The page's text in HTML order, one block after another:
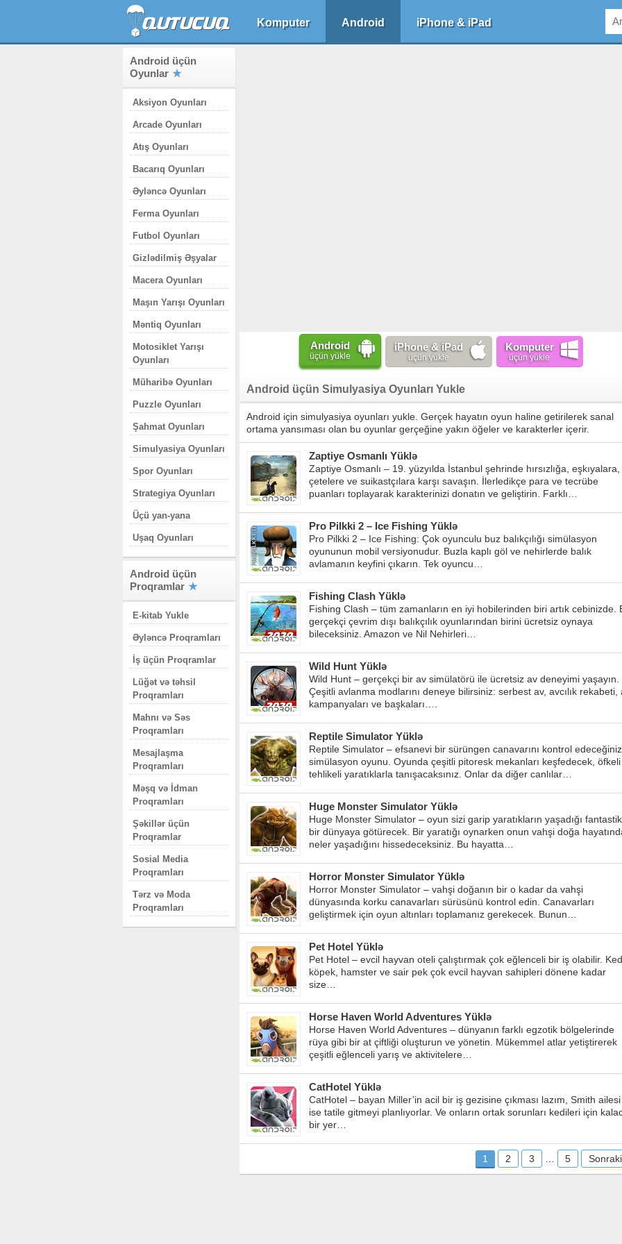
Komputer Android iPhone & iPad
Android üçün
Oyunlar
Aksiyon Oyunları
Arcade Oyunları
Atış Oyunları
Bacarıq Oyunları
Əyləncə Oyunları
Ferma Oyunları
Futbol Oyunları
Gizlədilmiş Əşyalar
Macera Oyunları
Maşın Yarışı Oyunları
Məntiq Oyunları
Motosiklet Yarışı
Oyunları
Müharibə Oyunları
Puzzle Oyunları
Şahmat Oyunları
Simulyasiya Oyunları
Spor Oyunları
Strategiya Oyunları
Üçü yan-yana
Uşaq Oyunları
Android üçün
Proqramlar
E-kitab Yukle
Əyləncə Proqramları
İş üçün Proqramlar
Lüğət və təhsil
Proqramları
Mahnı və Səs
Proqramları
Mesajlaşma
Proqramları
Məşq və İdman
Proqramları
Şəkillər üçün
Proqramlar
Sosial Media
Proqramları
Tərz və Moda
Proqramları
Android
üçün yükle
iPhone & iPad
üçün yükle
Komputer
üçün yükle
Android üçün Simulyasiya Oyunları Yukle
Android için simulyasiya oyunları yukle. Gerçek hayatın oyun haline getirilerek sanal
ortama yansıması olan bu oyunlar gerçeğine yakın öğeler ve karakterler içerir.
Zaptiye Osmanlı Yüklə
Zaptiye Osmanlı – 19. yüzyılda İstanbul şehrinde hırsızlığa, eşkıyalara,
çetelere ve suikastçılara karşı savaşın. İlerledikçe para ve tecrübe
puanları toplayarak karakterinizi donatın ve geliştirin. Farklı…
Pro Pilkki 2 – Ice Fishing Yüklə
Pro Pilkki 2 – Ice Fishing: Çok oyunculu buz balıkçılığı simülasyon
oyununun mobil versiyonudur. Buzla kaplı göl ve nehirlerde balık
avlamanın keyfini çıkarın. Tek oyuncu…
Fishing Clash Yüklə
Fishing Clash – tüm zamanların en iyi hobilerinden biri artık cebinizde.
gerçekçi çevrim dışı balıkçılık oyunlarından birini ücretsiz oynaya
bileceksiniz. Amazon ve Nil Nehirleri…
Wild Hunt Yüklə
Wild Hunt – gerçekçi bir av simülatörü ile ücretsiz av deneyimi yaşayın.
Çeşitli avlanma modlarını deneye bilirsiniz: serbest av, avcılık rekabeti,
kampanyaları ve başkaları….
Reptile Simulator Yüklə
Reptile Simulator – efsanevi bir sürüngen canavarını kontrol edeceğiniz
simülasyon oyunu. Oyunda çeşitli pitoresk mekanları keşfedecek,
tehlikeli yaratıklarla tanışacaksınız. Onlar da diğer canlılar…
Huge Monster Simulator Yüklə
Huge Monster Simulator – oyun sizi garip yaratıkların yaşadığı fantastik
bir dünyaya götürecek. Bir yaratığı oynarken onun vahşi doğa
neler yaşadığını hissedeceksiniz. Bu hayatta…
Horror Monster Simulator Yüklə
Horror Monster Simulator – vahşi doğanın bir o kadar da vahşi
dünyasında korku canavarları sürüsünü kontrol edin. Canavarları
geliştirmek için oyun altınları toplamanız gerekecek. Bunun…
Pet Hotel Yüklə
Pet Hotel – evcil hayvan oteli çalıştırmak çok eğlenceli bir iş olabilir.
köpek, hamster ve sair pek çok evcil hayvan sahipleri dönene kadar
size…
Horse Haven World Adventures Yüklə
Horse Haven World Adventures – dünyanın farklı egzotik bölgelerinde
rüya gibi bir at çiftliği oluşturun ve yönetin. Mükemmel atlar yetiştirerek
çeşitli eğlenceli yarış ve aktivitelere…
CatHotel Yüklə
CatHotel – bayan Miller’in acil bir iş gezisine çıkması lazım, Smith ailesi
ise tatile gitmeyi planlıyorlar. Ve onların ortak sorunları kedileri için
bir yer…
1 2 3 5